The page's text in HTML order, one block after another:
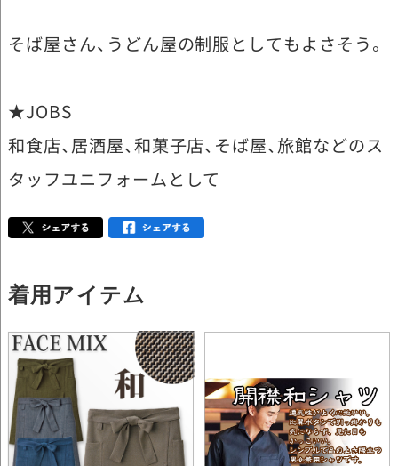
そば屋さん、うどん屋の制服としてもよさそう。
★JOBS
和食店、居酒屋、和菓子店、そば屋、旅館などのス
タッフユニフォームとして